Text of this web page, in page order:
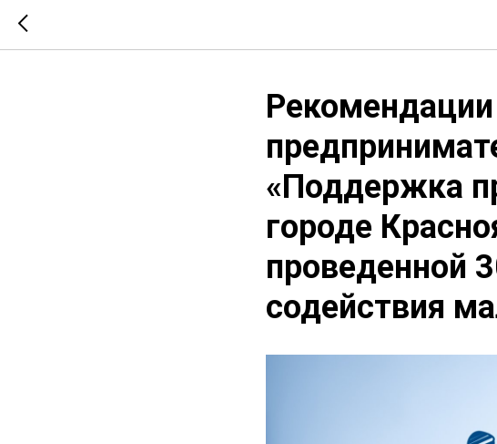
Рекомендации
«Поддержка
городе
проведенной
содействия